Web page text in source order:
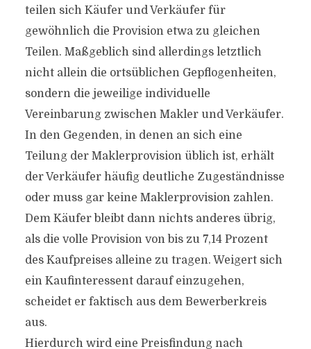
teilen sich Käufer und Verkäufer für
gewöhnlich die Provision etwa zu gleichen
Teilen. Maßgeblich sind allerdings letztlich
nicht allein die ortsüblichen Gepflogenheiten,
sondern die jeweilige individuelle
Vereinbarung zwischen Makler und Verkäufer.
In den Gegenden, in denen an sich eine
Teilung der Maklerprovision üblich ist, erhält
der Verkäufer häufig deutliche Zugeständnisse
oder muss gar keine Maklerprovision zahlen.
Dem Käufer bleibt dann nichts anderes übrig,
als die volle Provision von bis zu 7,14 Prozent
des Kaufpreises alleine zu tragen. Weigert sich
ein Kaufinteressent darauf einzugehen,
scheidet er faktisch aus dem Bewerberkreis
aus.
Hierdurch wird eine Preisfindung nach